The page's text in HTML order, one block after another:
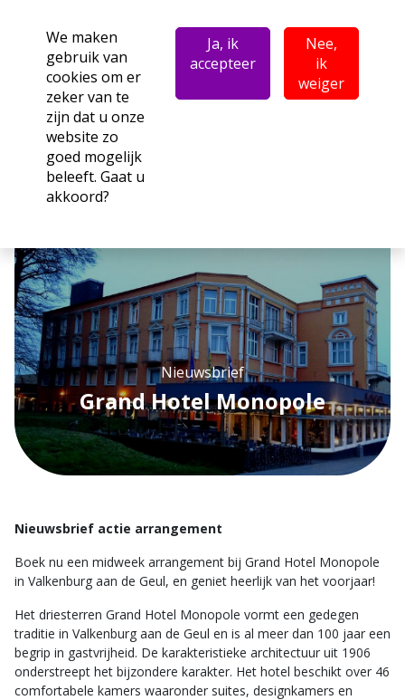
We maken
gebruik van
cookies om er
zeker van te
zijn dat u onze
website zo
goed mogelijk
beleeft. Gaat u
akkoord?
Ja, ik
accepteer
Nee,
ik
weiger
Nieuwsbrief
Grand Hotel Monopole
Nieuwsbrief actie arrangement
Boek nu een midweek arrangement bij Grand Hotel Monopole
in Valkenburg aan de Geul, en geniet heerlijk van het voorjaar!
Het driesterren Grand Hotel Monopole vormt een gedegen
traditie in Valkenburg aan de Geul en is al meer dan 100 jaar een
begrip in gastvrijheid. De karakteristieke architectuur uit 1906
onderstreept het bijzondere karakter. Het hotel beschikt over 46
comfortabele kamers waaronder suites, designkamers en